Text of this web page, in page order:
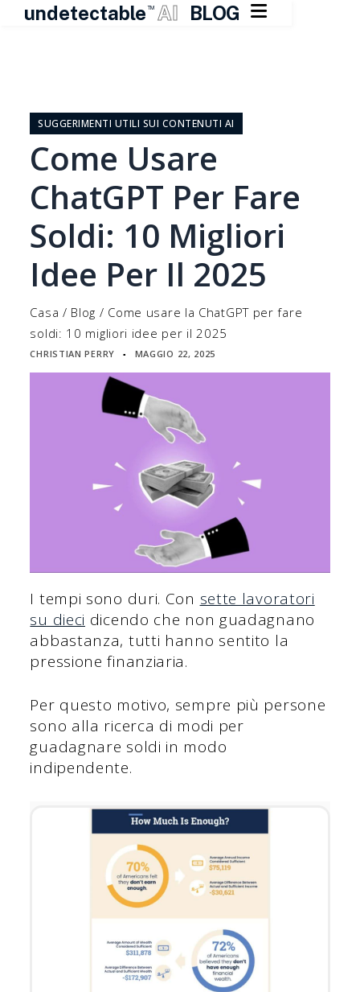
undetectable TM AI BLOG 
contenutoSUGGERIMENTI UTILI SUI CONTENUTI AI
Come Usare
ChatGPT Per Fare
Soldi: 10 Migliori
Idee Per Il 2025
Casa / Blog / Come usare la ChatGPT per fare
soldi: 10 migliori idee per il 2025
CHRISTIAN PERRY ▪ MAGGIO 22, 2025
I tempi sono duri. Con sette lavoratori
su dieci dicendo che non guadagnano
abbastanza, tutti hanno sentito la
pressione finanziaria.
Per questo motivo, sempre più persone
sono alla ricerca di modi per
guadagnare soldi in modo
indipendente.